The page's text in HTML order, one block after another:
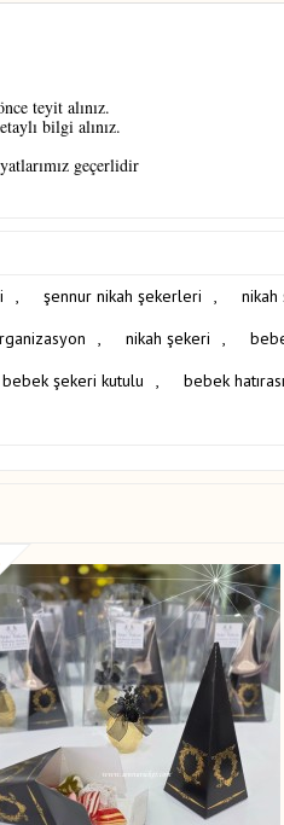
teyit alınız.
bilgi alınız.
geçerlidir
, şennur nikah şekerleri ,
, nikah şekeri ,
bebek şekeri kutulu , bebek hatırası